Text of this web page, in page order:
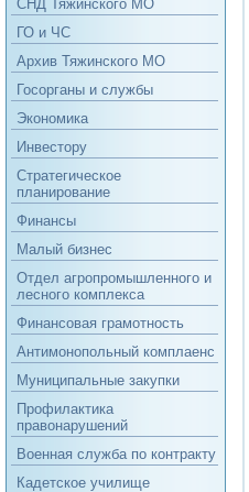
СНД Тяжинского МО
ГО и ЧС
Архив Тяжинского МО
Госорганы и службы
Экономика
Инвестору
Стратегическое
планирование
Финансы
Малый бизнес
Отдел агропромышленного и
лесного комплекса
Финансовая грамотность
Антимонопольный комплаенс
Муниципальные закупки
Профилактика
правонарушений
Военная служба по контракту
Кадетское училище